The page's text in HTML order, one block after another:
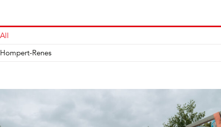
All
Hompert-Renes